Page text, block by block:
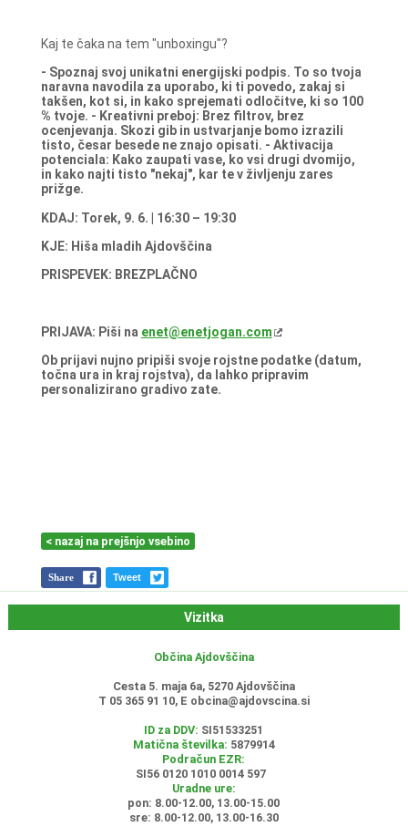
Kaj te čaka na tem "unboxingu"?
- Spoznaj svoj unikatni energijski podpis. To so tvoja
naravna navodila za uporabo, ki ti povedo, zakaj si
takšen, kot si, in kako sprejemati odločitve, ki so 100
% tvoje. - Kreativni preboj: Brez filtrov, brez
ocenjevanja. Skozi gib in ustvarjanje bomo izrazili
tisto, česar besede ne znajo opisati. - Aktivacija
potenciala: Kako zaupati vase, ko vsi drugi dvomijo,
in kako najti tisto "nekaj", kar te v življenju zares
prižge.
KDAJ: Torek, 9. 6. | 16:30 – 19:30
KJE: Hiša mladih Ajdovščina
PRISPEVEK: BREZPLAČNO
PRIJAVA: Piši na enet@enetjogan.com
Ob prijavi nujno pripiši svoje rojstne podatke (datum,
točna ura in kraj rojstva), da lahko pripravim
personalizirano gradivo zate.
< nazaj na prejšnjo vsebino
Share Tweet
Vizitka
Občina Ajdovščina
Cesta 5. maja 6a, 5270 Ajdovščina
T 05 365 91 10, E obcina@ajdovscina.si
ID za DDV: SI51533251
Matična številka: 5879914
Podračun EZR:
SI56 0120 1010 0014 597
Uradne ure:
pon: 8.00-12.00, 13.00-15.00
sre: 8.00-12.00, 13.00-16.30